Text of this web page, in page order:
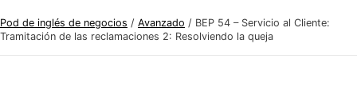
Pod de inglés de negocios / Avanzado / BEP 54 – Servicio al Cliente:
Tramitación de las reclamaciones 2: Resolviendo la queja
g